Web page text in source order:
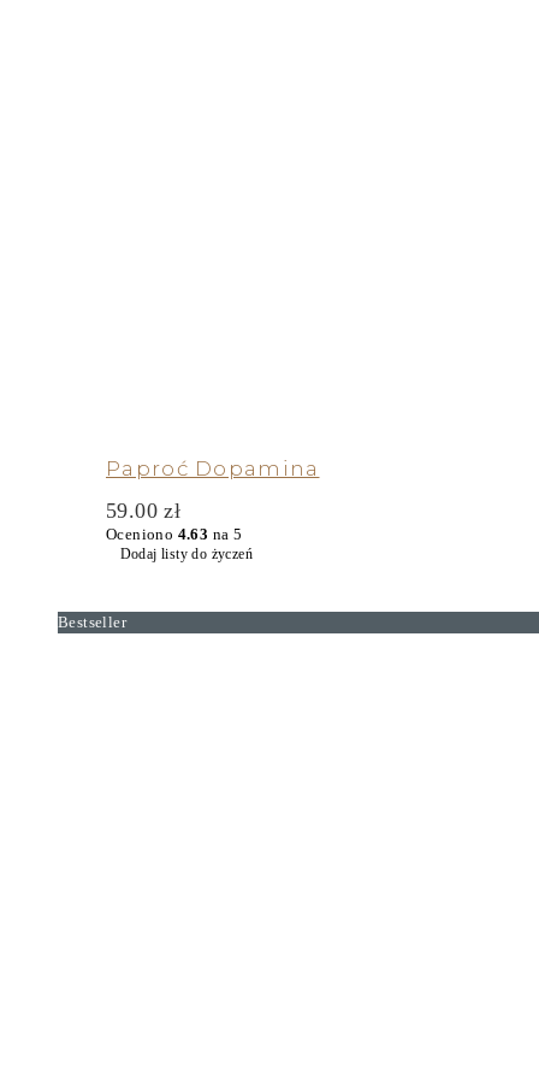
Paproć Dopamina
59.00zł
Oceniono 4.63 na 5
Dodaj listy do życzeń
Bestseller